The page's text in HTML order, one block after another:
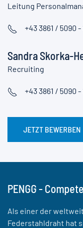
Leitung
+43 3861 / 5090 -
Sandra Skorka-
Recruiting
+43 3861 / 5090 -
JETZT BEWERBEN
PENGG -
Als einer der
Federstahldraht hat